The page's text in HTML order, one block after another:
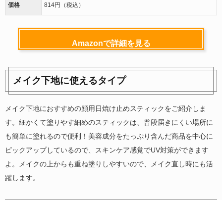
価格 814円（税込）
Amazonで詳細を見る
メイク下地に使えるタイプ
メイク下地におすすめの顔用日焼け止めスティックをご紹介しま
す。細かくて塗りやす細めのスティックは、普段届きにくい場所に
も簡単に塗れるので便利！美容成分をたっぷり含んだ商品を中心に
ピックアップしているので、スキンケア感覚でUV対策ができます
よ。メイクの上からも重ね塗りしやすいので、メイク直し時にも活
躍します。